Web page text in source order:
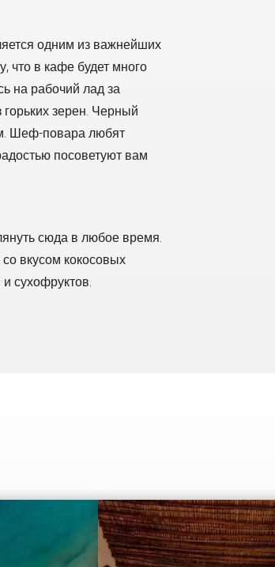
одним из важнейших
что в кафе будет много
на рабочий лад за
зерен. Черный
Шеф-повара любят
посоветуют вам
сюда в любое время.
вкусом кокосовых
сухофруктов.